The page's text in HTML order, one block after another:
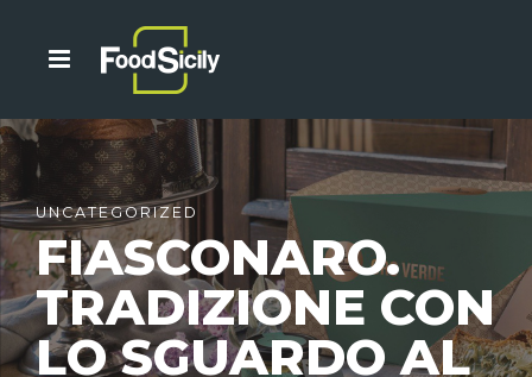
UNCATEGORIZED
FIASCONARO.
TRADIZIONE CON
LO SGUARDO AL